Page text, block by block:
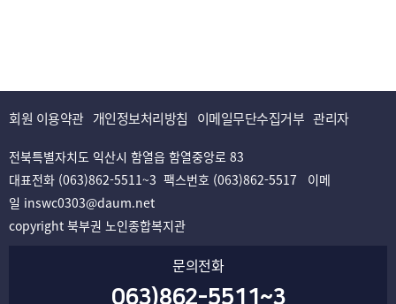
회원 이용약관 개인정보처리방침 이메일무단수집거부 관리자
전북특별자치도 익산시 함열읍 함열중앙로 83
대표전화 (063)862-5511~3 팩스번호 (063)862-5517 이메
일 inswc0303@daum.net
copyright 북부권 노인종합복지관
문의전화
063)862-5511~3